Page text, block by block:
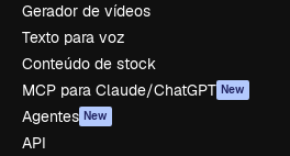
Gerador de vídeos
Texto para voz
Conteúdo de stock
MCP para Claude/ChatGPT New
Agentes New
API